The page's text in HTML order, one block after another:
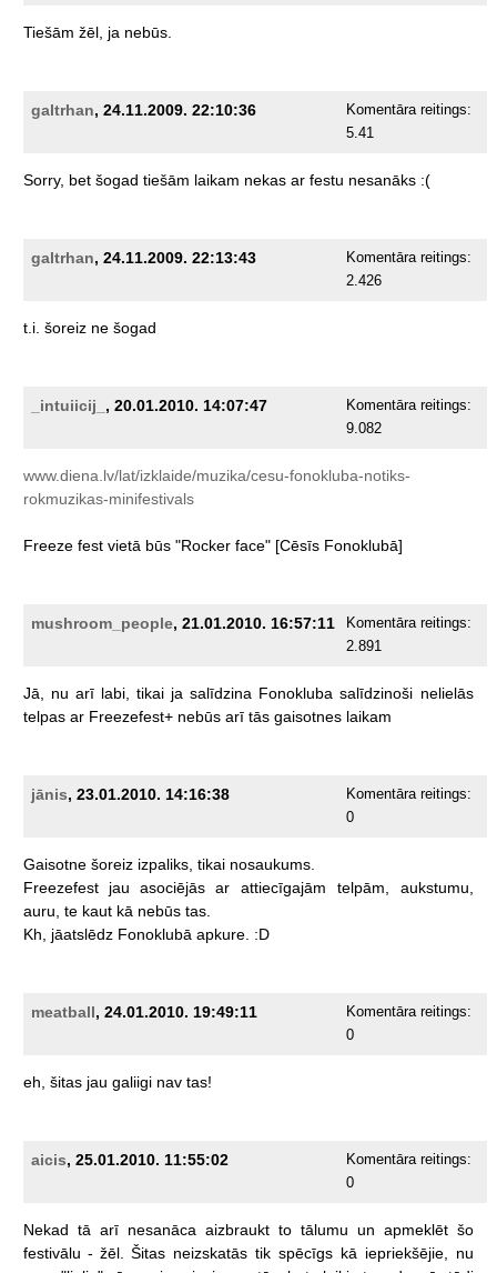
Tiešām žēl, ja nebūs.
galtrhan, 24.11.2009. 22:10:36
Komentāra reitings:
5.41
Sorry, bet šogad tiešām laikam nekas ar festu nesanāks :(
galtrhan, 24.11.2009. 22:13:43
Komentāra reitings:
2.426
t.i. šoreiz ne šogad
_intuiicij_ , 20.01.2010. 14:07:47
Komentāra reitings:
9.082
www.diena.lv/lat/izklaide/muzika/cesu-fonokluba-notiks-
rokmuzikas-minifestivals
Freeze fest vietā būs "Rocker face" [Cēsīs Fonoklubā]
mushroom_people, 21.01.2010. 16:57:11
Komentāra reitings:
2.891
Jā, nu arī labi, tikai ja salīdzina Fonokluba salīdzinoši nelielās
telpas ar Freezefest+ nebūs arī tās gaisotnes laikam
jānis, 23.01.2010. 14:16:38
Komentāra reitings:
0
Gaisotne šoreiz izpaliks, tikai nosaukums.
Freezefest
jau asociējās ar attiecīgajām telpām,
aukstumu,
auru, te kaut kā nebūs tas.
Kh,
jāatslēdz Fonoklubā apkure. :D
meatball, 24.01.2010. 19:49:11
Komentāra reitings:
0
eh, šitas jau galiigi nav tas!
aicis, 25.01.2010. 11:55:02
Komentāra reitings:
0
Nekad tā arī nesanāca aizbraukt to tālumu un apmeklēt šo
festivālu - žēl. Šitas neizskatās tik spēcīgs kā iepriekšējie,
nu